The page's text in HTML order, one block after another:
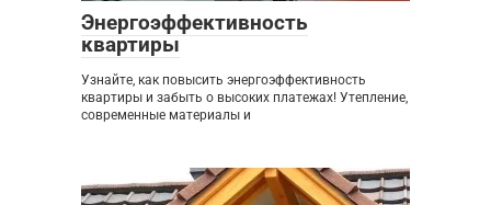
Энергоэффективность
квартиры
Узнайте, как повысить энергоэффективность
квартиры и забыть о высоких платежах! Утепление,
современные материалы и